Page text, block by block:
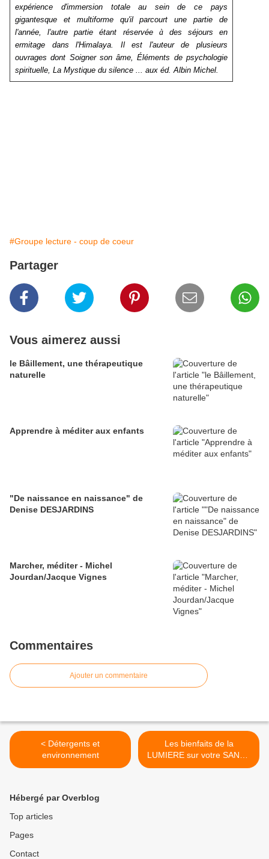
expérience d'immersion totale au sein de ce pays
gigantesque et multiforme qu'il parcourt une partie de
l'année, l'autre partie étant réservée à
des séjours en
ermitage dans l'Himalaya. Il est l'auteur de plusieurs
ouvrages dont Soigner son âme, Éléments de psycho­logie
spirituelle, La Mystique du silence ... aux éd. Albin Michel.
#Groupe lecture - coup de coeur
Partager
Vous aimerez aussi
le Bâillement, une thérapeutique
naturelle
Apprendre à méditer aux enfants
"De naissance en naissance" de
Denise DESJARDINS
Marcher, méditer - Michel
Jourdan/Jacque Vignes
Commentaires
Ajouter un commentaire
< Détergents et
environnement
Les bienfaits de la
LUMIERE sur votre SANTE
>
Hébergé par Overblog
Top articles
Pages
Contact